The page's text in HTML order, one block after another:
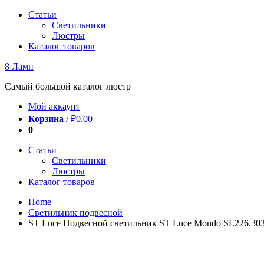
Перейти
содержимому
Статьи
Светильники
Люстры
Каталог товаров
8 Ламп
Самый большой каталог люстр
Мой аккаунт
Корзина /₽0.00
0
Статьи
Светильники
Люстры
Каталог товаров
Home
Светильник подвесной
ST Luce Подвесной светильник ST Luce Mondo